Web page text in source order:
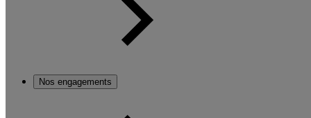
Nos engagements